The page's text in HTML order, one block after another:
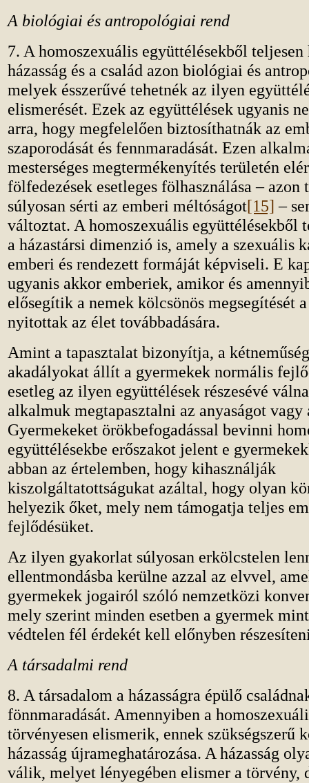
A biológiai és antropológiai rend
7. A homoszexuális együttélésekből teljesen
házasság és a család azon biológiai és
melyek ésszerűvé tehetnék az ilyen
elismerését. Ezek az együttélések ugyanis
arra, hogy megfelelően biztosíthatnák az
szaporodását és fennmaradását. Ezen
mesterséges megtermékenyítés területén
fölfedezések esetleges fölhasználása – azon
súlyosan sérti az emberi méltóságot[15] –
változtat. A homoszexuális együttélésekből
a házastársi dimenzió is, amely a szexuális
emberi és rendezett formáját képviseli. E
ugyanis akkor emberiek, amikor és
elősegítik a nemek kölcsönös megsegítését a
nyitottak az élet továbbadására.
Amint a tapasztalat bizonyítja, a
akadályokat állít a gyermekek normális
esetleg az ilyen együttélések részesévé
alkalmuk megtapasztalni az anyaságot vagy
Gyermekeket örökbefogadással bevinni
együttélésekbe erőszakot jelent e
abban az értelemben, hogy kihasználják
kiszolgáltatottságukat azáltal, hogy olyan
helyezik őket, mely nem támogatja teljes
fejlődésüket.
Az ilyen gyakorlat súlyosan erkölcstelen
ellentmondásba kerülne azzal az elvvel,
gyermekek jogairól szóló nemzetközi
mely szerint minden esetben a gyermek
védtelen fél érdekét kell előnyben
A társadalmi rend
8. A társadalom a házasságra épülő
fönnmaradását. Amennyiben a
törvényesen elismerik, ennek szükségszerű
házasság újrameghatározása. A házasság
válik, melyet lényegében elismer a törvény,